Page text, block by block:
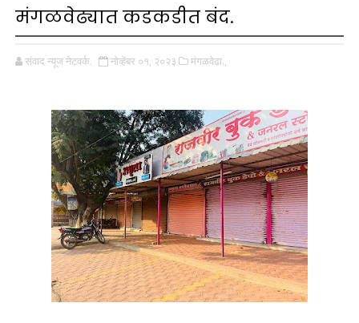
मंगळवेढ्यात कडकडीत बंद.
संवाद न्यूज नेटवर्क. नोव्हेंबर ०१, २०२३ मंगळवेढा.,